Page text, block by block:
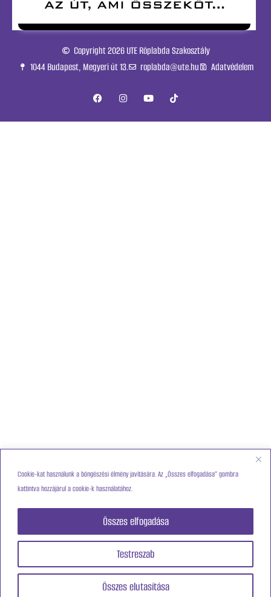
Cookie-kat használunk a böngészési élmény javítására. Az „Összes elfogadása” gombra
kattintva hozzájárul a cookie-k használatához.
Testreszab
Összes elutasítása
Összes elfogadása
Copyright 2026 UTE Röplabda Szakosztály
1044 Budapest, Megyeri út 13.
roplabda@ute.hu Adatvédelem